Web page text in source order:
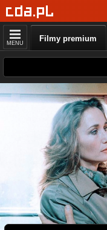
MENU Filmy premium